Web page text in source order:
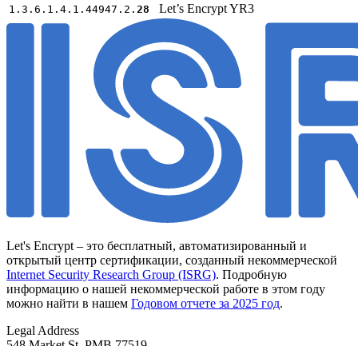
1.3.6.1.4.1.44947.2. 28 Let’s Encrypt YR3
Let's Encrypt – это бесплатный, автоматизированный и
открытый центр сертификации, созданный некоммерческой
Internet Security Research Group (ISRG). Подробную
информацию о нашей некоммерческой работе в этом году
можно найти в нашем Годовом отчете за 2025 год.
Legal Address